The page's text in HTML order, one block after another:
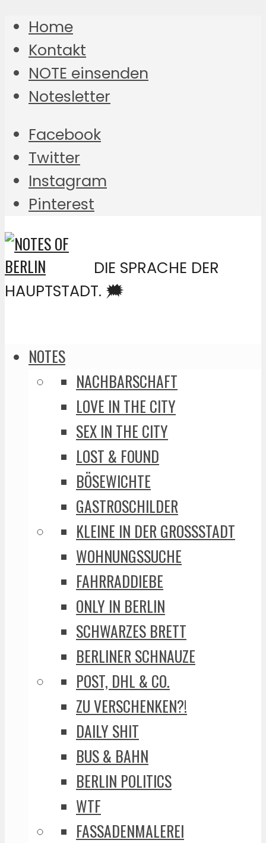
Home
Kontakt
NOTE einsenden
Notesletter
Facebook
Twitter
Instagram
Pinterest
DIE SPRACHE DER
HAUPTSTADT. 🗯️
NOTES
NACHBARSCHAFT
LOVE IN THE CITY
SEX IN THE CITY
LOST & FOUND
BÖSEWICHTE
GASTROSCHILDER
KLEINE IN DER GROSSSTADT
WOHNUNGSSUCHE
FAHRRADDIEBE
ONLY IN BERLIN
SCHWARZES BRETT
BERLINER SCHNAUZE
POST, DHL & CO.
ZU VERSCHENKEN?!
DAILY SHIT
BUS & BAHN
BERLIN POLITICS
WTF
FASSADENMALEREI